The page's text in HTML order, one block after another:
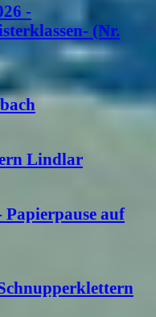
-
(Nr.
Lindlar
Papierpause auf